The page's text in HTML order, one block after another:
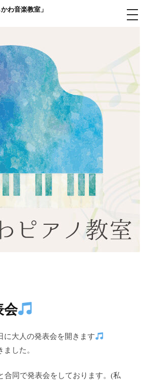
わ音楽教室」
メ
ニ
会
に大人の発表会を開きます
した。
合同で発表会をしております。(私